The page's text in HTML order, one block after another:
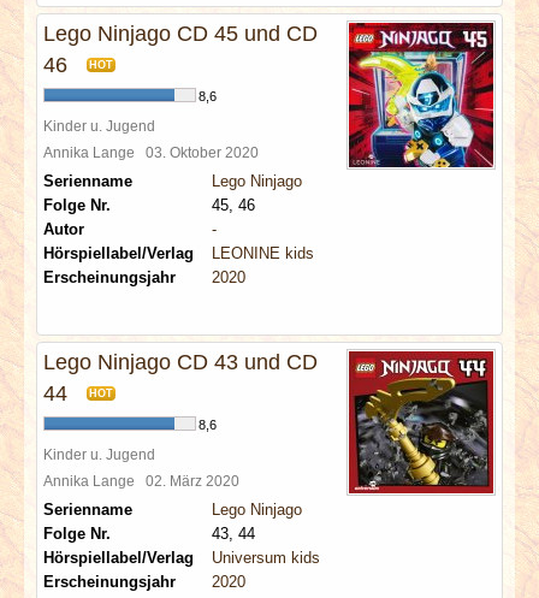
Lego Ninjago CD 45 und CD
46
HOT
8,6
Kinder u. Jugend
Annika Lange 03. Oktober 2020
Serienname
Lego Ninjago
Folge Nr.
45, 46
Autor
-
Hörspiellabel/Verlag
LEONINE kids
Erscheinungsjahr
2020
Lego Ninjago CD 43 und CD
44
HOT
8,6
Kinder u. Jugend
Annika Lange 02. März 2020
Serienname
Lego Ninjago
Folge Nr.
43, 44
Hörspiellabel/Verlag
Universum kids
Erscheinungsjahr
2020